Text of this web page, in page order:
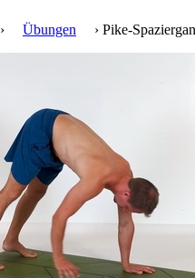
› Übungen › Pike-